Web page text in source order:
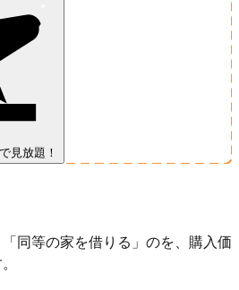
見放題！
同等の家を借りる」のを、購入価